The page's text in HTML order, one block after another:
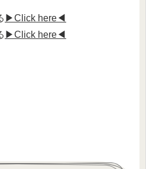
▶Click here◀
▶Click here◀